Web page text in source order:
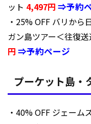
ット 4,497円 ⇒予約
・25% OFF バリか
ガン島ツアー＜往復
円 ⇒予約ページ
プーケット島・
・40% OFF ジェー